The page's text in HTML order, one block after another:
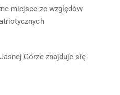
miejsce ze względów
Górze znajduje się